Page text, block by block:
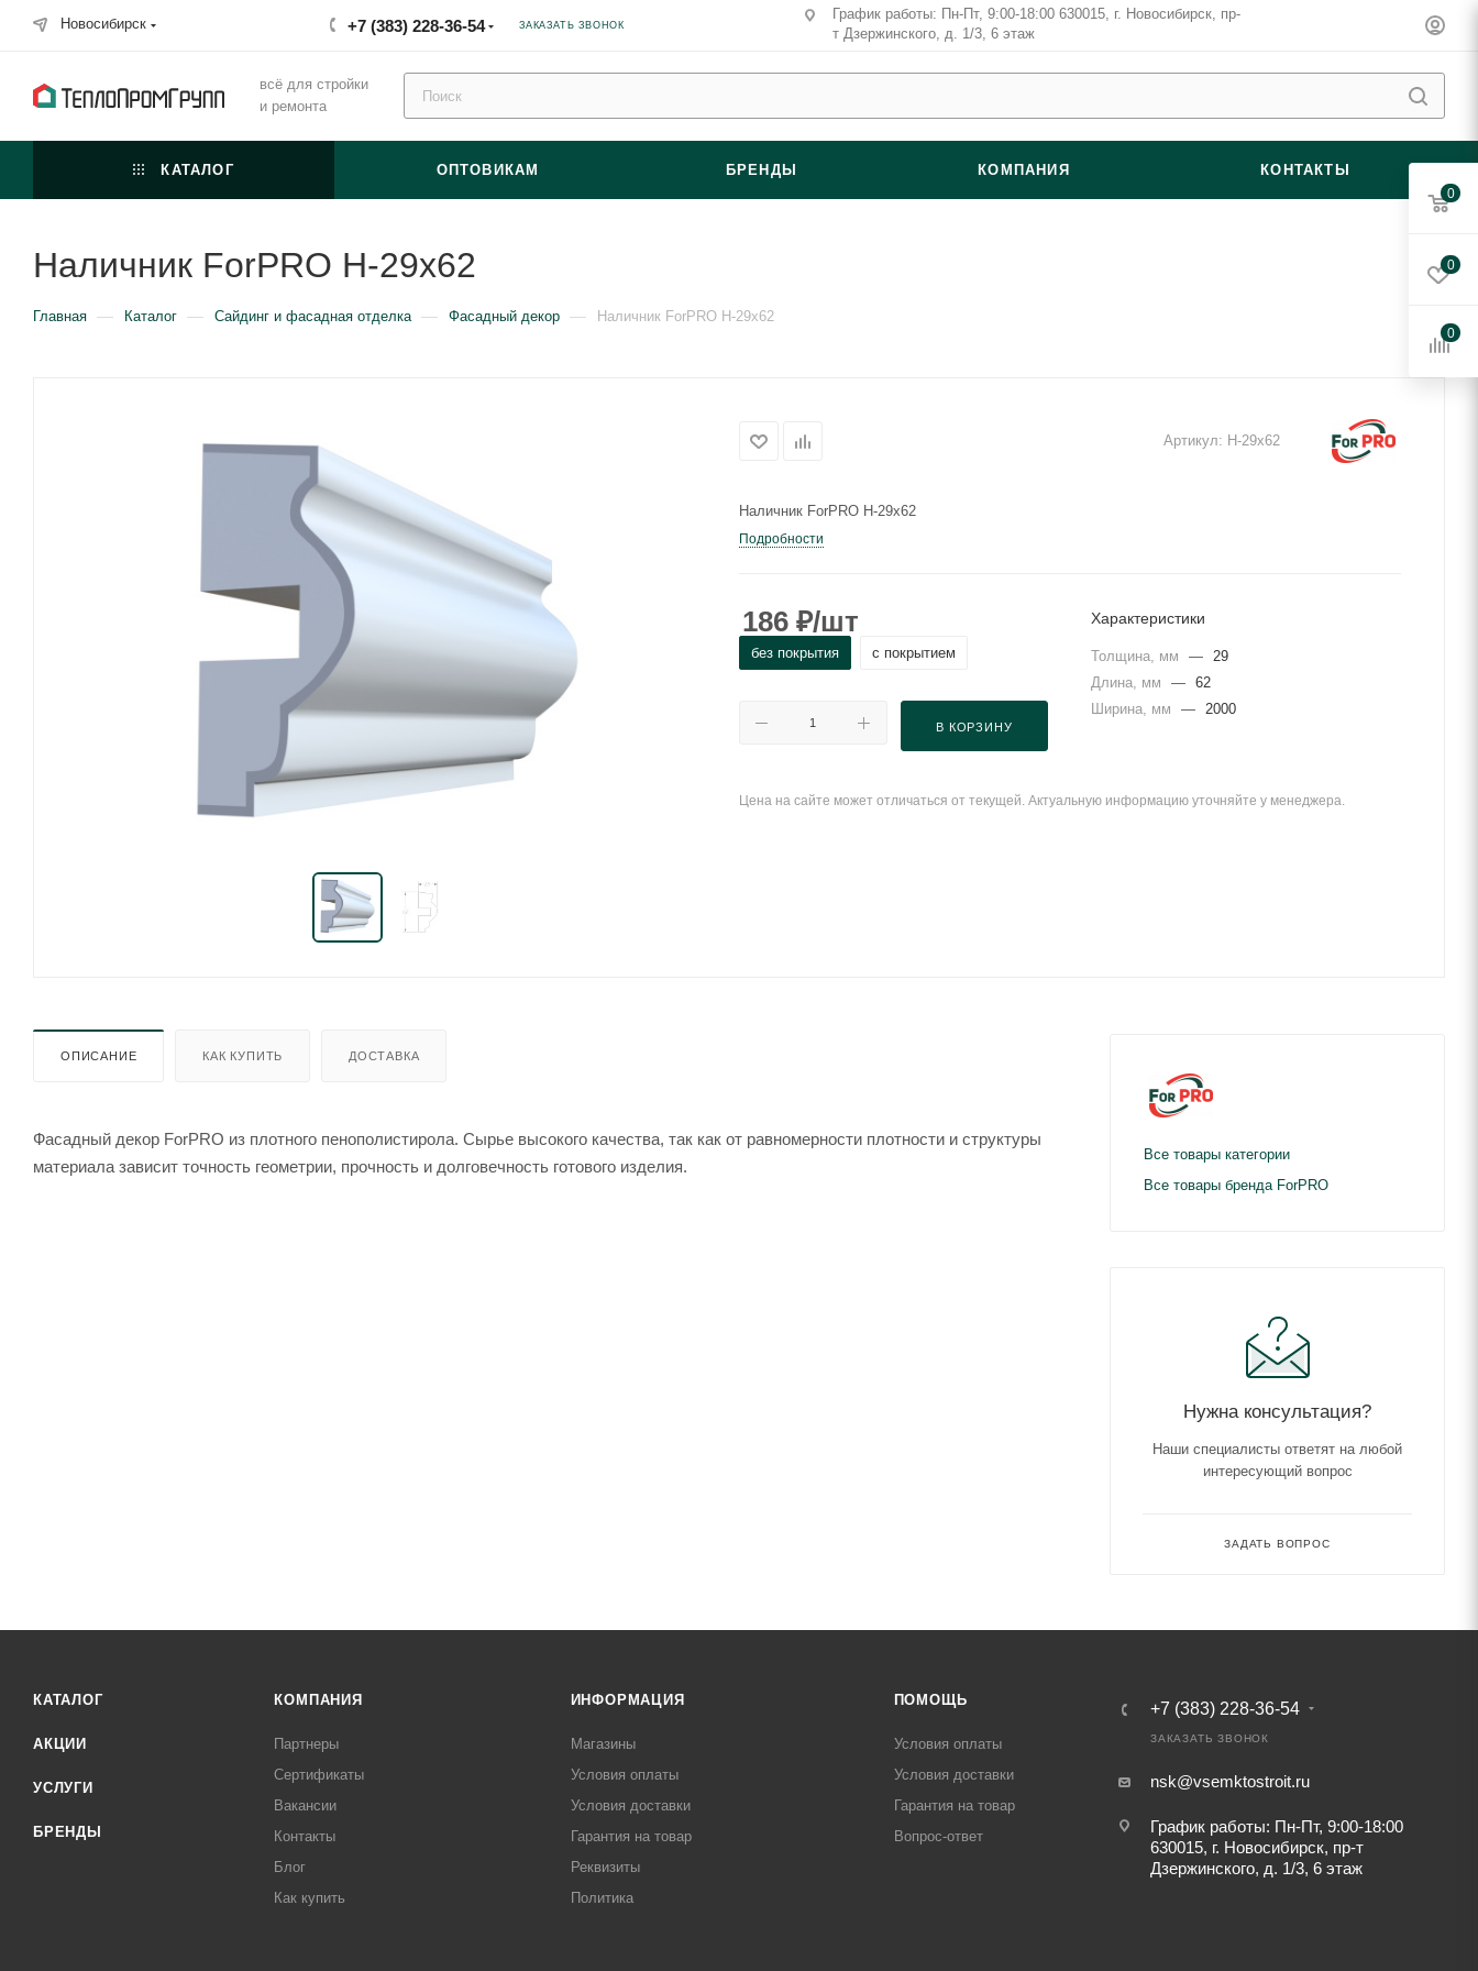
Новосибирск +7 (383) 228-36-54 ЗАКАЗАТЬ ЗВОНОК
График работы: Пн-Пт, 9:00-18:00 630015, г. Новосибирск, пр-
т Дзержинского, д. 1/3, 6 этаж
всё для стройки
и ремонта
КАТАЛОГ ОПТОВИКАМ БРЕНДЫ КОМПАНИЯ КОНТАКТЫ
Наличник ForPRO Н-29x62
Главная — Каталог — Сайдинг и фасадная отделка — Фасадный декор — Наличник ForPRO Н-29x62
Артикул: Н-29x62
Наличник ForPRO Н-29x62
Подробности
186 ₽/шт
без покрытия с покрытием
В КОРЗИНУ
Характеристики
Толщина, мм — 29
Длина, мм
— 62
Ширина, мм
— 2000
Цена на сайте может отличаться от текущей. Актуальную информацию уточняйте у менеджера.
ОПИСАНИЕ КАК КУПИТЬ ДОСТАВКА
Фасадный декор ForPRO из плотного пенополистирола. Сырье высокого качества, так как от равномерности плотности и структуры
материала зависит точность геометрии, прочность и долговечность готового изделия.
Все товары категории
Все товары бренда ForPRO
Нужна консультация?
Наши специалисты ответят на любой
интересующий вопрос
ЗАДАТЬ ВОПРОС
КАТАЛОГ
АКЦИИ
УСЛУГИ
БРЕНДЫ
КОМПАНИЯ
Партнеры
Сертификаты
Вакансии
Контакты
Блог
Как купить
ИНФОРМАЦИЯ
Магазины
Условия оплаты
Условия доставки
Гарантия на товар
Реквизиты
Политика
ПОМОЩЬ
Условия оплаты
Условия доставки
Гарантия на товар
Вопрос-ответ
+7 (383) 228-36-54
ЗАКАЗАТЬ ЗВОНОК
nsk@vsemktostroit.ru
График работы: Пн-Пт, 9:00-18:00
630015, г. Новосибирск, пр-т
Дзержинского, д. 1/3, 6 этаж
0
0
0